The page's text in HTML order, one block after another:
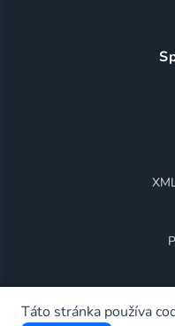
Táto stránka používa